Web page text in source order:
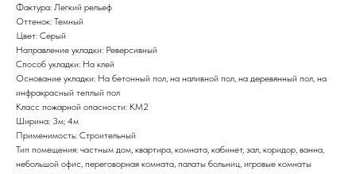
Фактура: Легкий рельеф
Оттенок: Темный
Цвет: Серый
Направление укладки: Реверсивный
Способ укладки: На клей
Основание укладки: На бетонный пол, на наливной пол, на деревянный пол, на
инфракрасный теплый пол
Класс пожарной опасности: КМ2
Ширина: 3м; 4м
Применимость: Строительный
Тип помещения: частным дом, квартира, комната, кабинет, зал, коридор, ванна,
небольшой офис, переговорная комната, палаты больниц, игровые комнаты